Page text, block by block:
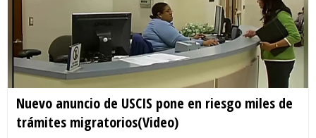
Nuevo anuncio de USCIS pone en riesgo miles de
trámites migratorios(Video)